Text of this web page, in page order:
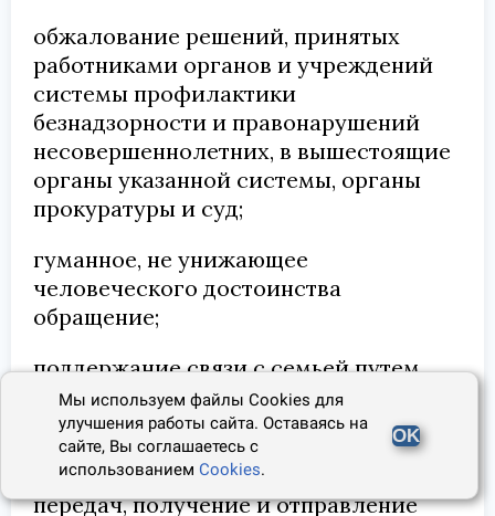
обжалование решений, принятых
работниками органов и учреждений
системы профилактики
безнадзорности и правонарушений
несовершеннолетних, в вышестоящие
органы указанной системы, органы
прокуратуры и суд;
гуманное, не унижающее
человеческого достоинства
обращение;
поддержание связи с семьей путем
телефонных переговоров и свиданий
без ограничения их количества;
получение посылок, бандеролей,
передач, получение и отправление
Мы используем файлы Cookies для
улучшения работы сайта. Оставаясь на
сайте, Вы соглашаетесь с
использованиемCookies.
OK